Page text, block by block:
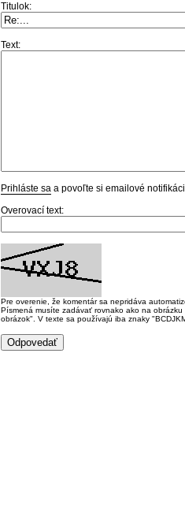
Titulok:
Text:
Prihláste sa a povoľte si emailové
Overovací text:
Pre overenie, že komentár sa nepridáva
Písmená musíte zadávať rovnako ako na
obrázok". V texte sa používajú iba znaky